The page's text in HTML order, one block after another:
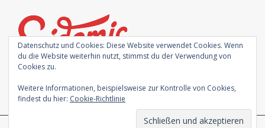
Datenschutz und Cookies: Diese Website verwendet Cookies. Wenn
du die Website weiterhin nutzt, stimmst du der Verwendung von
Cookies zu.
Weitere Informationen, beispielsweise zur Kontrolle von Cookies,
findest du hier: Cookie-Richtlinie